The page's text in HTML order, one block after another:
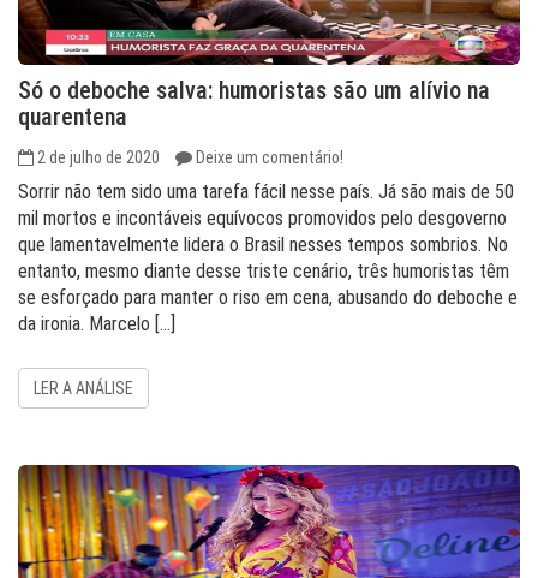
Só o deboche salva: humoristas são um alívio na
quarentena
2 de julho de 2020 Deixe um comentário!
Sorrir não tem sido uma tarefa fácil nesse país. Já são mais de 50
mil mortos e incontáveis equívocos promovidos pelo desgoverno
que lamentavelmente lidera o Brasil nesses tempos sombrios. No
entanto, mesmo diante desse triste cenário, três humoristas têm
se esforçado para manter o riso em cena, abusando do deboche e
da ironia. Marcelo […]
LER A ANÁLISE